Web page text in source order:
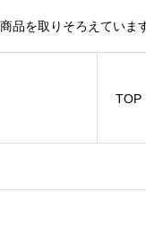
品を取りそろえていま
TOP